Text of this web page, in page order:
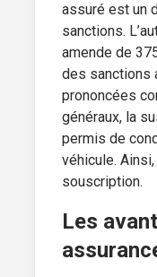
assuré est un
sanctions.
amende de
des sanctions
prononcées
généraux, la
permis de
véhicule.
souscription.
Les